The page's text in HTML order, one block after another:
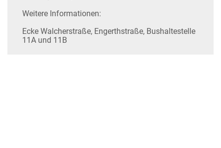
Weitere Informationen:
Ecke Walcherstraße, Engerthstraße, Bushaltestelle
11A und 11B